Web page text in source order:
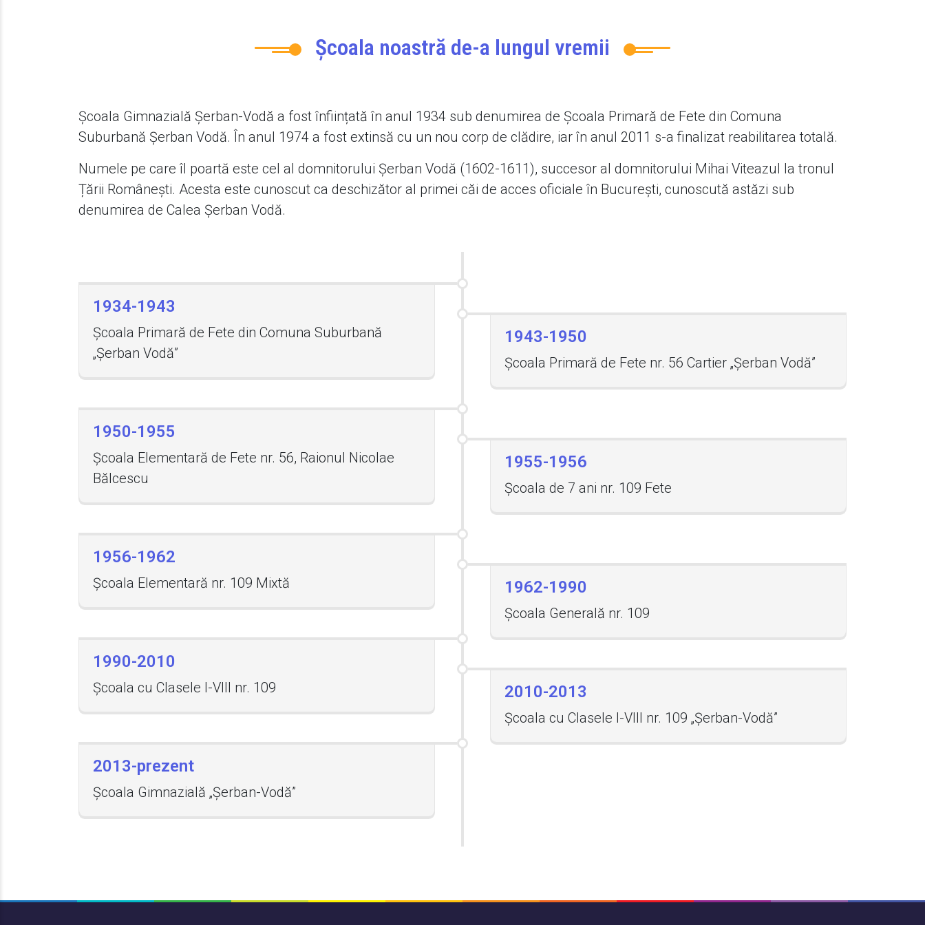
Școala noastră de-a lungul vremii
Școala Gimnazială Șerban-Vodă a fost înființată în anul 1934 sub denumirea de Școala Primară de Fete din Comuna
Suburbană Șerban Vodă. În anul 1974 a fost extinsă cu un nou corp de clădire, iar în anul 2011 s-a finalizat reabilitarea totală.
Numele pe care îl poartă este cel al domnitorului Șerban Vodă (1602-1611), succesor al domnitorului Mihai Viteazul la tronul
Țării Românești. Acesta este cunoscut ca deschizător al primei căi de acces oficiale în București, cunoscută astăzi sub
denumirea de Calea Șerban Vodă.
1934-1943
Școala Primară de Fete din Comuna Suburbană
„Șerban Vodă”
1943-1950
Școala Primară de Fete nr. 56 Cartier „Șerban Vodă”
1950-1955
Școala Elementară de Fete nr. 56, Raionul Nicolae
Bălcescu
1955-1956
Școala de 7 ani nr. 109 Fete
1956-1962
Școala Elementară nr. 109 Mixtă 1962-1990
Școala Generală nr. 109
1990-2010
Școala cu Clasele I-VIII nr. 109 2010-2013
Școala cu Clasele I-VIII nr. 109 „Șerban-Vodă”
2013-prezent
Școala Gimnazială „Șerban-Vodă”